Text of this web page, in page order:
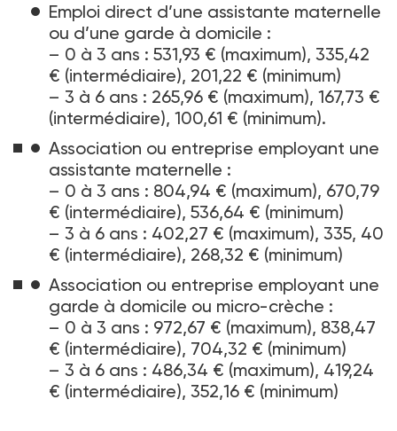
Emploi direct d’une assistante maternelle
ou d’une garde à domicile :
– 0 à 3 ans : 531,93 € (maximum), 335,42
€ (intermédiaire), 201,22 € (minimum)
– 3 à 6 ans : 265,96 € (maximum), 167,73 €
(intermédiaire), 100,61 € (minimum).
Association ou entreprise employant une
assistante maternelle :
– 0 à 3 ans : 804,94 € (maximum), 670,79
€ (intermédiaire), 536,64 € (minimum)
– 3 à 6 ans : 402,27 € (maximum), 335, 40
€ (intermédiaire), 268,32 € (minimum)
Association ou entreprise employant une
garde à domicile ou micro-crèche :
– 0 à 3 ans : 972,67 € (maximum), 838,47
€ (intermédiaire), 704,32 € (minimum)
– 3 à 6 ans : 486,34 € (maximum), 419,24
€ (intermédiaire), 352,16 € (minimum)